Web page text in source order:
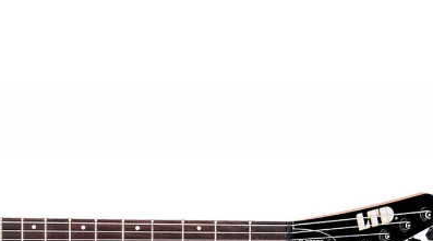
Packs